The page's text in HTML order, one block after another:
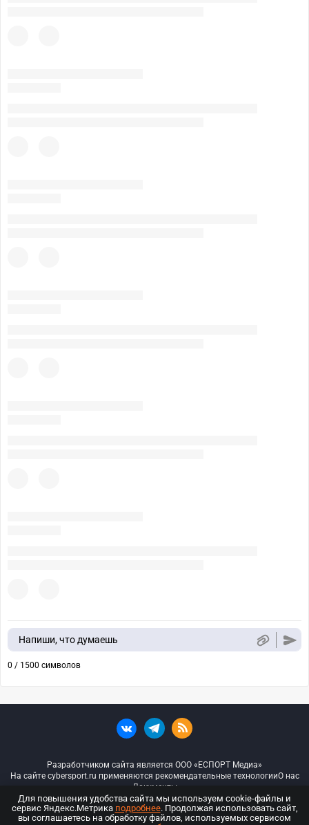
Напиши, что думаешь
0 / 1500 символов
Разработчиком сайта является ООО «ЕСПОРТ Медиа»
На сайте cybersport.ru применяются рекомендательные технологииО нас
Документы
© ООО «Киберспорт.ру» — Все права защищены
Для повышения удобства сайта мы используем cookie-файлы и
сервис Яндекс.Метрика подробнее. Продолжая использовать сайт,
вы соглашаетесь на обработку файлов, используемых сервисом